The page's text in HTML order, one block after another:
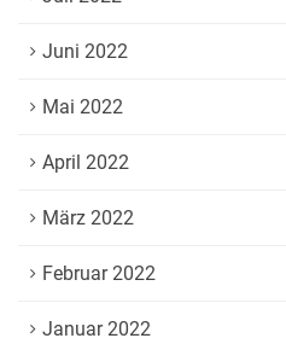
Juni 2022
Mai 2022
April 2022
März 2022
Februar 2022
Januar 2022